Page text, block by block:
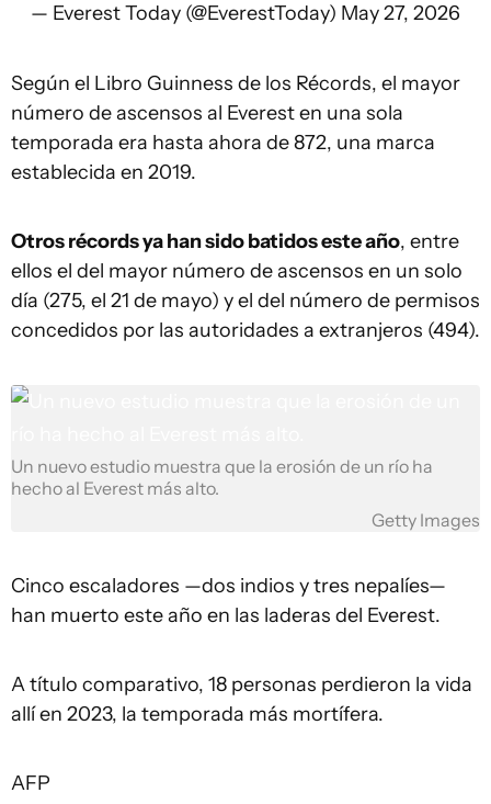
— Everest Today (@EverestToday) May 27, 2026
Según el Libro Guinness de los Récords, el mayor
número de ascensos al Everest en una sola
temporada era hasta ahora de 872, una marca
establecida en 2019.
Otros récords ya han sido batidos este año, entre
ellos el del mayor número de ascensos en un solo
día (275, el 21 de mayo) y el del número de permisos
concedidos por las autoridades a extranjeros (494).
Un nuevo estudio muestra que la erosión de un río ha
hecho al Everest más alto.
Getty Images
Cinco escaladores —dos indios y tres nepalíes—
han muerto este año en las laderas del Everest.
A título comparativo, 18 personas perdieron la vida
allí en 2023, la temporada más mortífera.
AFP